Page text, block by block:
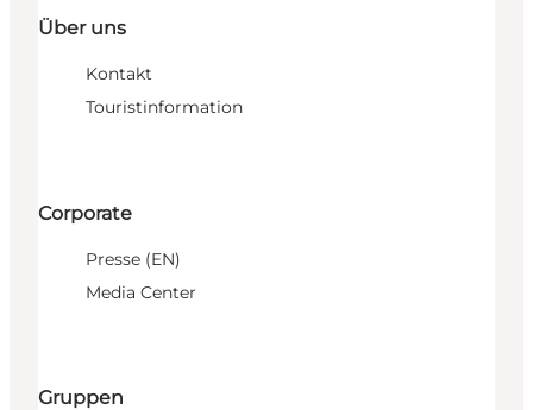
Über uns
Kontakt
Touristinformation
Corporate
Presse (EN)
Media Center
Gruppen